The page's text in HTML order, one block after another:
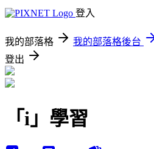
登入
我的部落格 我的部落格後台
登出
「i」學習